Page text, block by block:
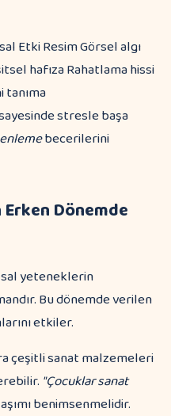
Etki Resim Görsel algı
hafıza Rahatlama hissi
stresle başa
becerilerini
Dönemde
yeteneklerin
Bu dönemde verilen
etkiler.
çeşitli sanat malzemeleri
"Çocuklar sanat
benimsenmelidir.